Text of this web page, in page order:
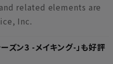
related elements are
Inc.
ーズン3 -メイキング-」も好評